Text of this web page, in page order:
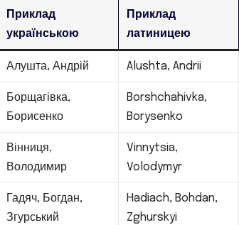
Приклад
українською
Приклад
латиницею
Алушта, Андрій Alushta, Andrii
Борщагівка,
Борисенко
Borshchahivka,
Borysenko
Вінниця,
Володимир
Vinnytsia,
Volodymyr
Гадяч, Богдан,
Згурський
Hadiach, Bohdan,
Zghurskyi